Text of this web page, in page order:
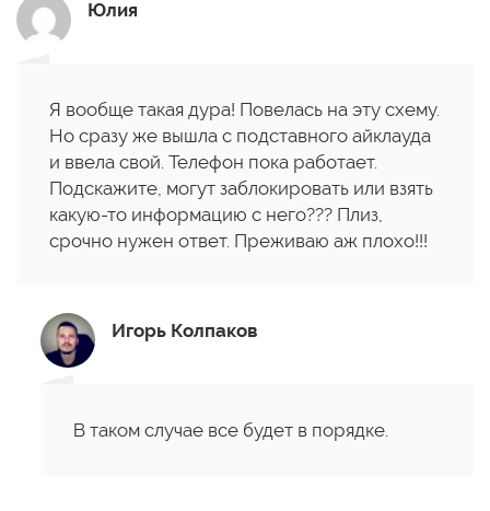
Юлия
Я вообще такая дура! Повелась на эту схему.
Но сразу же вышла с подставного айклауда
и ввела свой. Телефон пока работает.
Подскажите, могут заблокировать или взять
какую-то информацию с него??? Плиз,
срочно нужен ответ. Преживаю аж плохо!!!
Игорь Колпаков
В таком случае все будет в порядке.